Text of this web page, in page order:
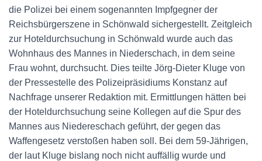
die Polizei bei einem sogenannten Impfgegner der
Reichsbürgerszene in Schönwald sichergestellt. Zeitgleich
zur Hoteldurchsuchung in Schönwald wurde auch das
Wohnhaus des Mannes in Niederschach, in dem seine
Frau wohnt, durchsucht. Dies teilte Jörg-Dieter Kluge von
der Pressestelle des Polizeipräsidiums Konstanz auf
Nachfrage unserer Redaktion mit. Ermittlungen hätten bei
der Hoteldurchsuchung seine Kollegen auf die Spur des
Mannes aus Niedereschach geführt, der gegen das
Waffengesetz verstoßen haben soll. Bei dem 59-Jährigen,
der laut Kluge bislang noch nicht auffällig wurde und